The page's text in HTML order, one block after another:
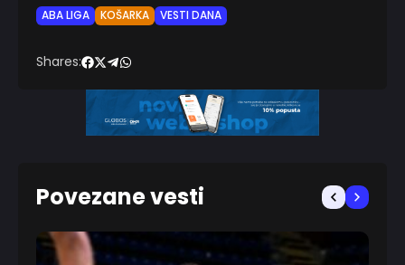
ABA LIGA
KOŠARKA VESTI DANA
Shares:
Povezane vesti